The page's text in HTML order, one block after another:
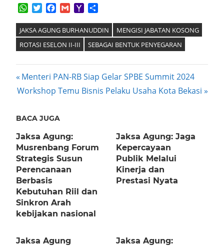
WhatsApp
TwitterFacebook
GmailYahoo
JAKSA AGUNG BURHANUDDIN
MENGISI JABATAN KOSONG
ROTASI ESELON II-III
SEBAGAI BENTUK PENYEGARAN
Post
navigation
Previous
Post:
Menteri PAN-RB Siap Gelar SPBE Summit 2024
Next
Workshop Temu Bisnis Pelaku Usaha Kota Bekasi
BACA JUGA
Jaksa Agung:
Musrenbang Forum
Strategis Susun
Perencanaan
Berbasis
Kebutuhan Riil dan
Sinkron Arah
kebijakan nasional
Jaksa Agung: Jaga
Kepercayaan
Publik Melalui
Kinerja dan
Prestasi Nyata
Jaksa Agung
Jaksa Agung: